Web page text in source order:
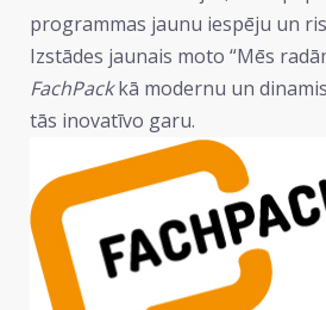
programmas jaunu iespēju un
Izstādes jaunais moto “Mēs
FachPackkā modernu un
tās inovatīvo garu.